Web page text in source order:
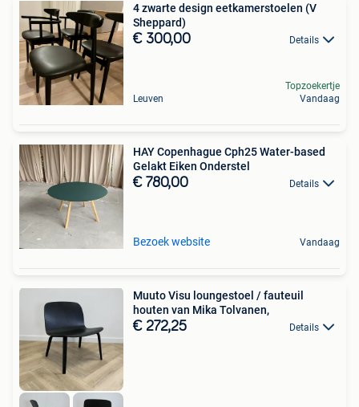
4 zwarte design eetkamerstoelen (V
Sheppard)
€ 300,00 Details
Leuven
Topzoekertje
Vandaag
HAY Copenhague Cph25 Water-based
Gelakt Eiken Onderstel
€ 780,00 Details
Bezoek website Vandaag
Muuto Visu loungestoel / fauteuil
houten van Mika Tolvanen,
€ 272,25 Details